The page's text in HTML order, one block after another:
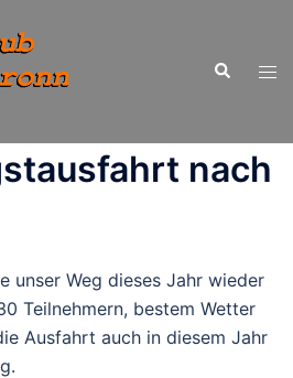
Suche
nach
unser Weg dieses Jahr wieder
Teilnehmern, bestem Wetter
Ausfahrt auch in diesem Jahr